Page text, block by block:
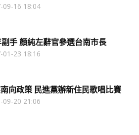
09-16 18:04
手 顏純左辭官參選台南市長
01-23 18:16
向政策 民進黨辦新住民歌唱比賽
09-20 21:06